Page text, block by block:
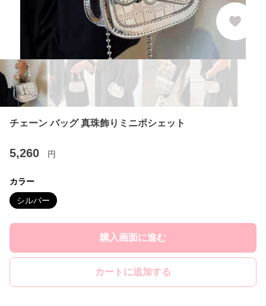
チェーン バッグ 真珠飾りミニポシェット
5,260 円
カラー
シルバー
購入画面に進む
カートに追加する